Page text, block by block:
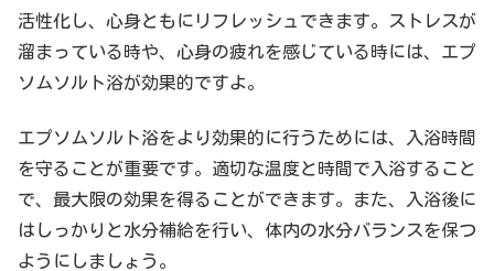
活性化し、心身ともにリフレッシュできます。ストレスが
溜まっている時や、心身の疲れを感じている時には、エプ
ソムソルト浴が効果的ですよ。
エプソムソルト浴をより効果的に行うためには、入浴時間
を守ることが重要です。適切な温度と時間で入浴すること
で、最大限の効果を得ることができます。また、入浴後に
はしっかりと水分補給を行い、体内の水分バランスを保つ
ようにしましょう。